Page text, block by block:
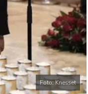
Foto: Knesset